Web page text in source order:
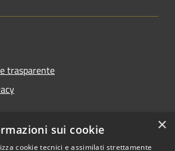
trasparente
×
sui cookie
cookie tecnici e assimilati strettamente